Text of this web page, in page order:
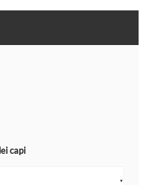
capi
▼